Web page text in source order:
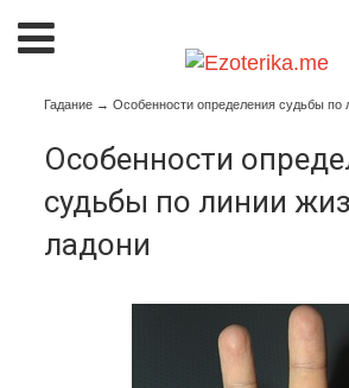
Гадание →Особенности определения судьбы по
Особенности
судьбы по линии
ладони